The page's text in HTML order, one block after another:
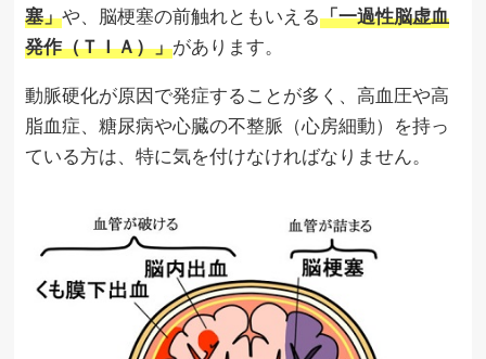
塞」や、脳梗塞の前触れともいえる「一過性脳虚血
発作（ＴＩＡ）」があります。
動脈硬化が原因で発症することが多く、高血圧や高
脂血症、糖尿病や心臓の不整脈（心房細動）を持っ
ている方は、特に気を付けなければなりません。